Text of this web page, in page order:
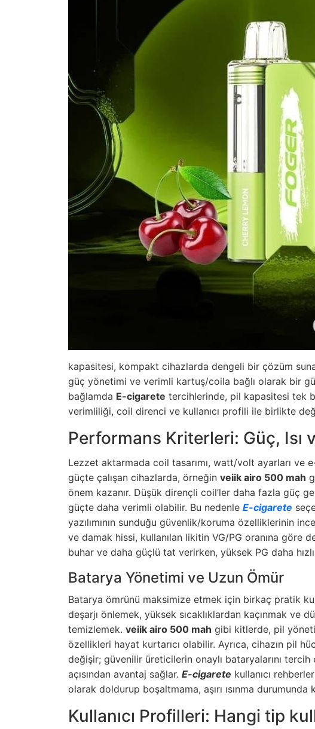
kapasitesi, kompakt cihazlarda dengeli bir çözüm
güç yönetimi ve verimli kartuş/coila bağlı olarak bir
bağlamda E-cigarete tercihlerinde, pil kapasitesi tek
verimliliği, coil direnci ve kullanıcı profili ile birlikte
Performans Kriterleri: Güç, Isı
Lezzet aktarmada coil tasarımı, watt/volt ayarları ve
güçte çalışan cihazlarda, örneğin veiik airo 500 mah
önem kazanır. Düşük dirençli coil’ler daha fazla güç
güçte daha verimli olabilir. Bu nedenle E-cigarete
yazılımının sunduğu güvenlik/koruma özelliklerinin
ve damak hissi, kullanılan likitin VG/PG oranına göre
buhar ve daha güçlü tat verirken, yüksek PG daha
Batarya Yönetimi ve Uzun Ömür
Batarya ömrünü maksimize etmek için birkaç pratik
deşarjı önlemek, yüksek sıcaklıklardan kaçınmak ve
temizlemek. veiik airo 500 mah gibi kitlerde, pil
özellikleri hayat kurtarıcı olabilir. Ayrıca, cihazın pil
değişir; güvenilir üreticilerin onaylı bataryalarını
açısından avantaj sağlar. E-cigarete kullanıcı
olarak doldurup boşaltmama, aşırı ısınma
Kullanıcı Profilleri: Hangi tip